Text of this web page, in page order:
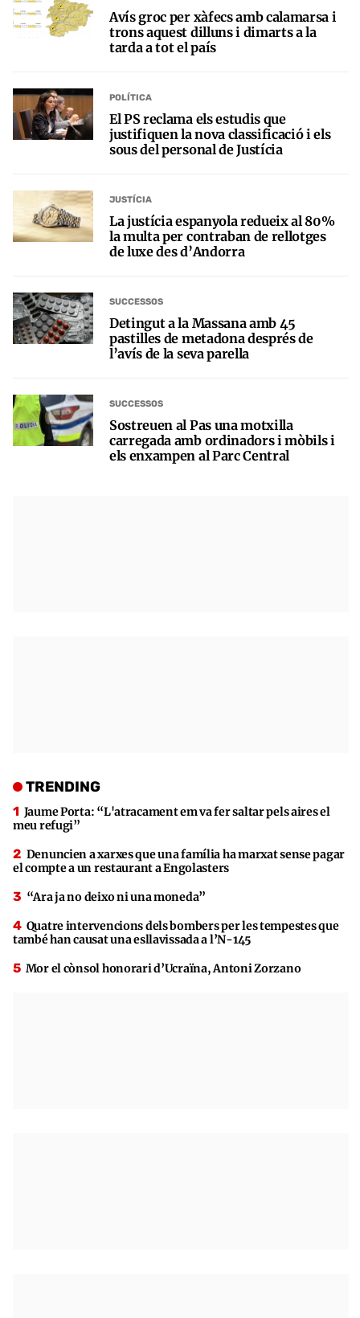
Avís groc per xàfecs amb calamarsa i
trons aquest dilluns i dimarts a la
tarda a tot el país
POLÍTICA
El PS reclama els estudis que
justifiquen la nova classificació i els
sous del personal de Justícia
JUSTÍCIA
La justícia espanyola redueix al 80%
la multa per contraban de rellotges
de luxe des d’Andorra
SUCCESSOS
Detingut a la Massana amb 45
pastilles de metadona després de
l’avís de la seva parella
SUCCESSOS
Sostreuen al Pas una motxilla
carregada amb ordinadors i mòbils i
els enxampen al Parc Central
TRENDING
Jaume Porta: “L'atracament em va fer saltar pels aires el
meu refugi”
Denuncien a xarxes que una família ha marxat sense pagar
el compte a un restaurant a Engolasters
“Ara ja no deixo ni una moneda”
Quatre intervencions dels bombers per les tempestes que
també han causat una esllavissada a l’N-145
Mor el cònsol honorari d’Ucraïna, Antoni Zorzano